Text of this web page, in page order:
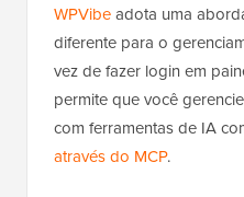
WPVibeadota uma
diferente para o
vez de fazer login em
permite que você
com ferramentas de IA
através do MCP.